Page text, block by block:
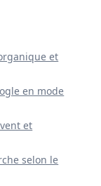
et
en mode
et
selon le